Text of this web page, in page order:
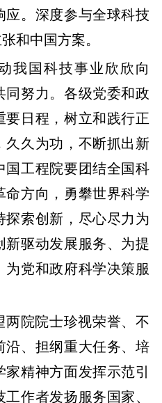
应。深度参与全球科技
和中国方案。
我国科技事业欣欣向
努力。各级党委和政
要日程，树立和践行正
久久为功，不断抓出新
国工程院要团结全国科
方向，勇攀世界科学
探索创新，尽心尽力为
驱动发展服务、为提
党和政府科学决策服
两院院士珍视荣誉、不
沿、担纲重大任务、培
精神方面发挥示范引
作者发扬服务国家、